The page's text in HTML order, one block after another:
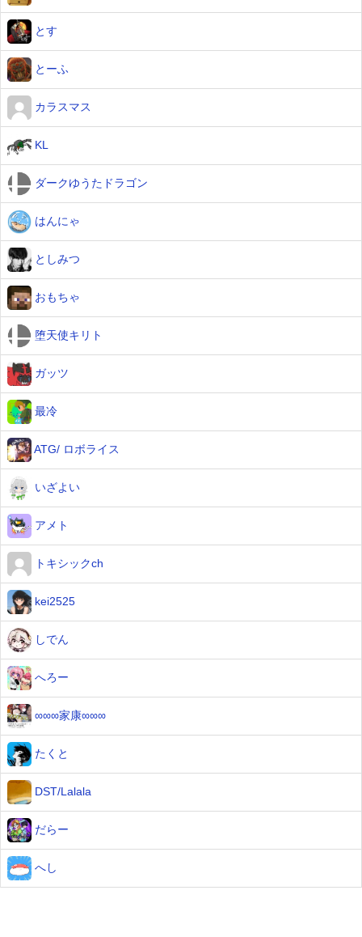
とす
とーふ
カラスマス
KL
ダークゆうたドラゴン
はんにゃ
としみつ
おもちゃ
堕天使キリト
ガッツ
最冷
ATG/ ロボライス
いざよい
アメト
トキシックch
kei2525
しでん
へろー
∞∞∞家康∞∞∞
たくと
DST/Lalala
だらー
へし